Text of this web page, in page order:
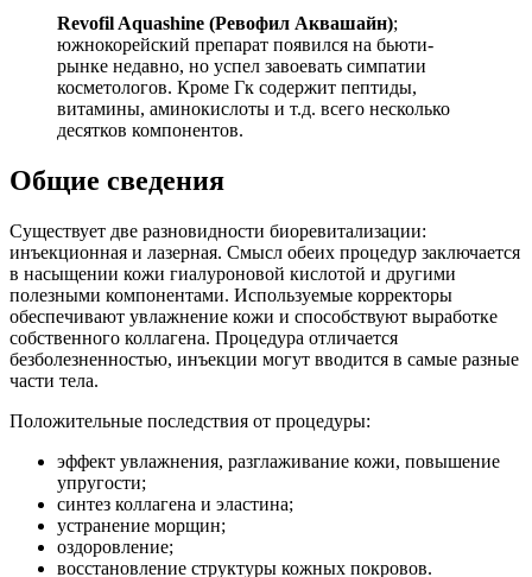
Revofil Aquashine (Ревофил Аквашайн);
южнокорейский препарат появился на бьюти-
рынке недавно, но успел завоевать симпатии
косметологов. Кроме Гк содержит пептиды,
витамины, аминокислоты и т.д. всего несколько
десятков компонентов.
Общие сведения
Существует две разновидности биоревитализации:
инъекционная и лазерная. Смысл обеих процедур заключается
в насыщении кожи гиалуроновой кислотой и другими
полезными компонентами. Используемые корректоры
обеспечивают увлажнение кожи и способствуют выработке
собственного коллагена. Процедура отличается
безболезненностью, инъекции могут вводится в самые разные
части тела.
Положительные последствия от процедуры:
эффект увлажнения, разглаживание кожи, повышение
упругости;
синтез коллагена и эластина;
устранение морщин;
оздоровление;
восстановление структуры кожных покровов.